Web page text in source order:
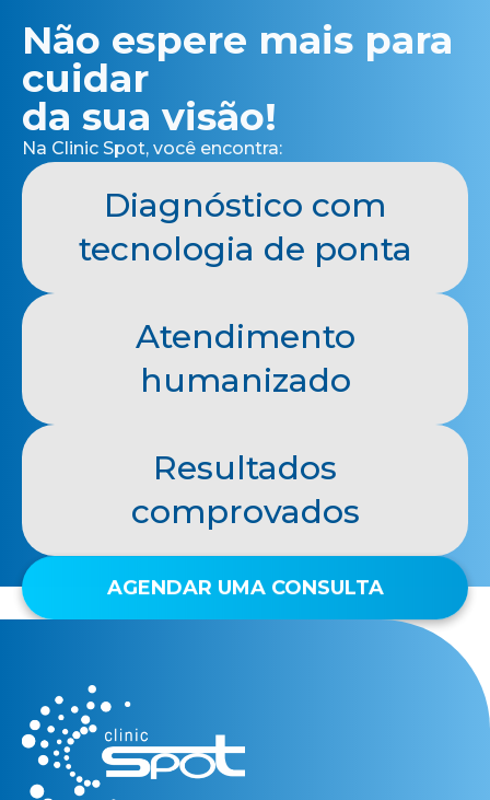
Não espere mais para
cuidar
da sua visão!
Na Clinic Spot, você encontra:
Diagnóstico com
tecnologia de ponta
Atendimento
humanizado
Resultados
comprovados
AGENDAR UMA CONSULTA